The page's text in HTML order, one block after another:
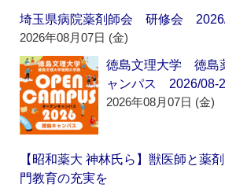
埼玉県病院薬剤師会 研修会
2026年08月07日 (金)
徳島文理大学 徳島
ャンパス 2026/08-
2026年08月07日 (金)
【昭和薬大 神林氏ら】獣医師と薬
門教育の充実を